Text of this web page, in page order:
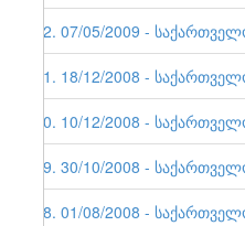
32. 07/05/2009 -
31. 18/12/2008 -
30. 10/12/2008 -
29. 30/10/2008 -
28. 01/08/2008 -